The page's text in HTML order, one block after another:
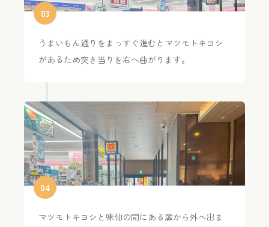
03
うまいもん通りをまっすぐ進むとマツモトキヨシ
があるため突き当りを右へ曲がります。
04
マツモトキヨシと味仙の間にある扉から外へ出ま